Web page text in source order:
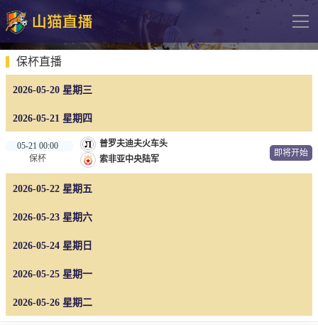
导
网站首页
足球直播
英超
德甲
西甲
意甲
欧冠杯
中超
篮球直播
保杯直播
2026-05-20 星期三
2026-05-21 星期四
05-21 00:00
保杯
普罗夫迪夫火车头
索非亚中央陆军
即将开始
2026-05-22 星期五
2026-05-23 星期六
2026-05-24 星期日
2026-05-25 星期一
2026-05-26 星期二